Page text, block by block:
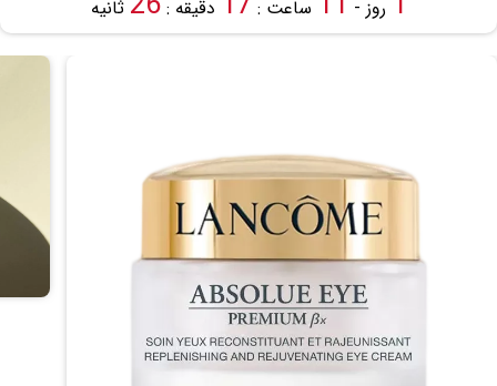
روز - ساعت : دقیقه : ثانیه